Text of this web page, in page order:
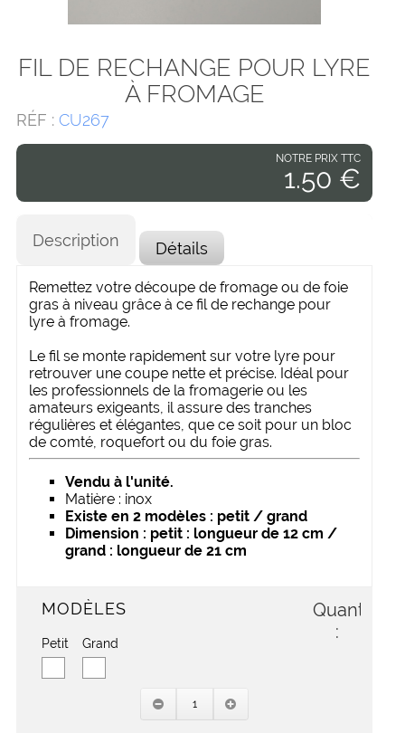
FIL DE RECHANGE POUR LYRE
À FROMAGE
RÉF : CU267
NOTRE PRIX TTC
1.50 €
Description Détails
Remettez votre découpe de fromage ou de foie
gras à niveau grâce à ce fil de rechange pour
lyre à fromage.
Le fil se monte rapidement sur votre lyre pour
retrouver une coupe nette et précise. Idéal pour
les professionnels de la fromagerie ou les
amateurs exigeants, il assure des tranches
régulières et élégantes, que ce soit pour un bloc
de comté, roquefort ou du foie gras.
vendu à l'unité.
matière : inox
existe en 2 modèles : petit / grand
dimension : petit : longueur de 12 cm /
grand : longueur de 21 cm
MODÈLES
Petit Grand
Quantité
: